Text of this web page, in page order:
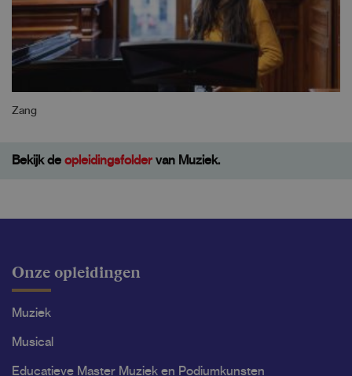
Zang
Bekijk de opleidingsfolder van Muziek.
Onze opleidingen
Muziek
Musical
Educatieve Master Muziek en Podiumkunsten